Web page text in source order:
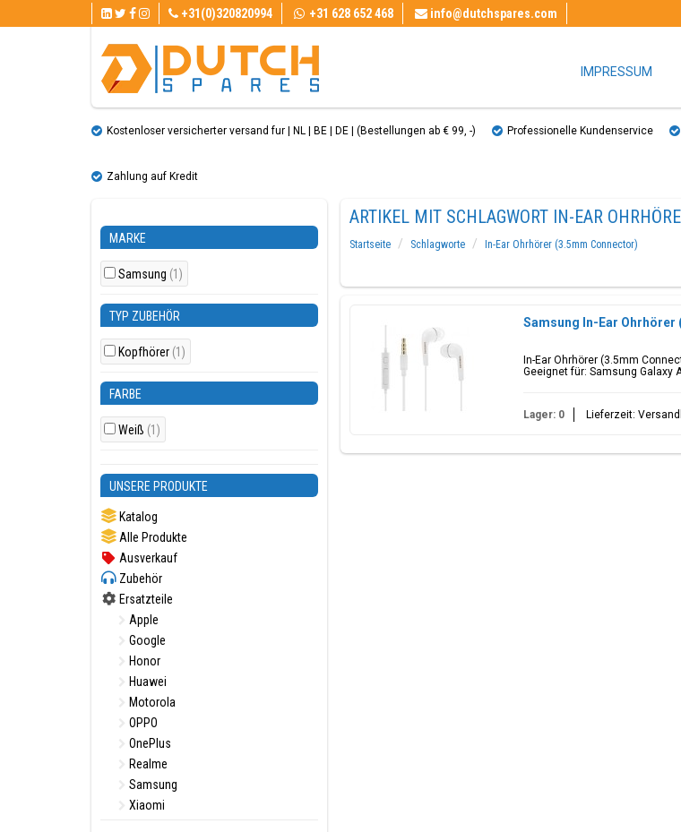
+31(0)320820994 +31 628 652 468 info@dutchspares.com
IMPRESSUM
Kostenloser versicherter versand fur | NL | BE | DE | (Bestellungen ab € 99, ​​-) Professionelle Kundenservice
Zahlung auf Kredit
MARKE
Samsung (1)
TYP ZUBEHÖR
Kopfhörer (1)
FARBE
Weiß (1)
UNSERE PRODUKTE
Katalog
Alle Produkte
Ausverkauf
Zubehör
Ersatzteile
Apple
Google
Honor
Huawei
Motorola
OPPO
OnePlus
Realme
Samsung
Xiaomi
ARTIKEL MIT SCHLAGWORT IN-EAR
Startseite Schlagworte
In-Ear Ohrhörer (3.5mm Connector)
Samsung In-Ear Ohrhörer
In-Ear Ohrhörer (3.5mm
Geeignet für: Samsung Galaxy
Lager: 0 Lieferzeit: